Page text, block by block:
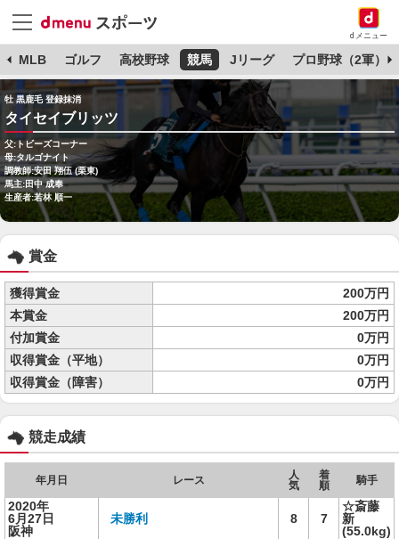
dメニュー
MLB ゴルフ 高校野球 競馬 Jリーグ プロ野球（2軍）
牡 黒鹿毛 登録抹消
タイセイブリッツ
父:トビーズコーナー
母:タルゴナイト
調教師:安田 翔伍 (栗東)
馬主:田中 成奉
生産者:若林 順一
賞金
獲得賞金
200万円
本賞金
200万円
付加賞金
0万円
収得賞金（平地）
0万円
収得賞金（障害）
0万円
競走成績
年月日 レース
人
気
着
順
騎手
2020年
6月27日
阪神
未勝利 8 7
☆斎藤
新
(55.0kg)